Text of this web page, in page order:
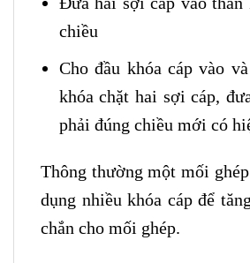
chiều
Cho đầu khóa cáp vào
khóa chặt hai sợi cáp,
phải đúng chiều mới có
Thông thường một mối
dụng nhiều khóa cáp để
chắn cho mối ghép.